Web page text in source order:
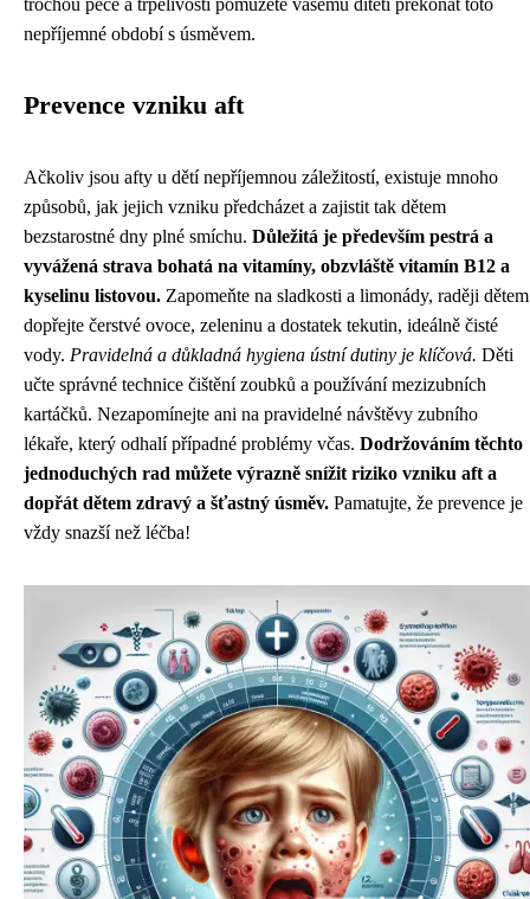
trochou péče a trpělivosti pomůžete vašemu dítěti překonat toto
nepříjemné období s úsměvem.
Prevence vzniku aft
Ačkoliv jsou afty u dětí nepříjemnou záležitostí, existuje mnoho
způsobů, jak jejich vzniku předcházet a zajistit tak dětem
bezstarostné dny plné smíchu. Důležitá je především pestrá a
vyvážená strava bohatá na vitamíny, obzvláště vitamín B12 a
kyselinu listovou. Zapomeňte na sladkosti a limonády, raději dětem
dopřejte čerstvé ovoce, zeleninu a dostatek tekutin, ideálně čisté
vody. Pravidelná a důkladná hygiena ústní dutiny je klíčová. Děti
učte správné technice čištění zoubků a používání mezizubních
kartáčků. Nezapomínejte ani na pravidelné návštěvy zubního
lékaře, který odhalí případné problémy včas. Dodržováním těchto
jednoduchých rad můžete výrazně snížit riziko vzniku aft a
dopřát dětem zdravý a šťastný úsměv. Pamatujte, že prevence je
vždy snazší než léčba!